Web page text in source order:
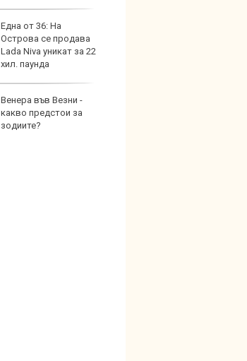
Една от 36: На
Острова се продава
Lada Niva уникат за 22
хил. паунда
Венера във Везни -
какво предстои за
зодиите?